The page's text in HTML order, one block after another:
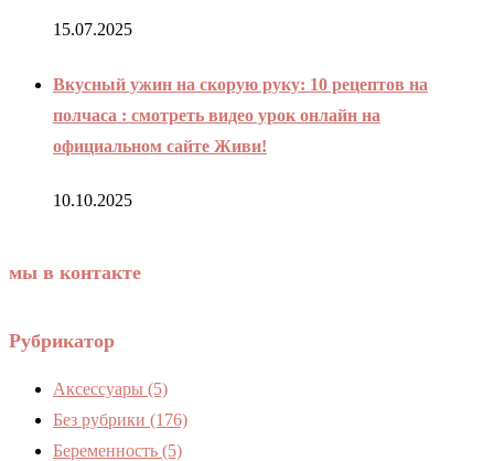
15.07.2025
Вкусный ужин на скорую руку: 10 рецептов на
полчаса : смотреть видео урок онлайн на
официальном сайте Живи!
10.10.2025
мы в контакте
Рубрикатор
Аксессуары (5)
Без рубрики (176)
Беременность (5)